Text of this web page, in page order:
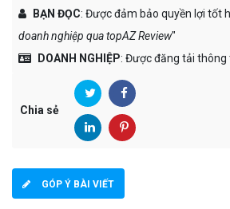
BẠN ĐỌC: Được đảm bảo quyền lợi tốt
doanh nghiệp qua topAZ Review"
DOANH NGHIỆP: Được đăng tải thông
Chia sẻ
GÓP Ý BÀI VIẾT